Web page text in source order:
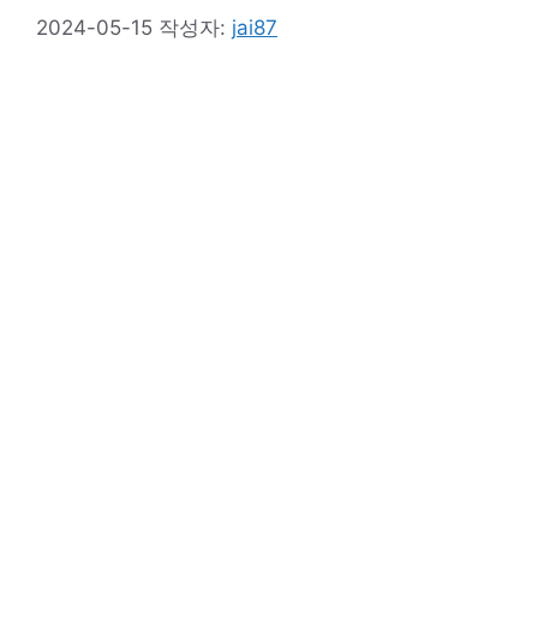
2024-05-15 작성자: jai87